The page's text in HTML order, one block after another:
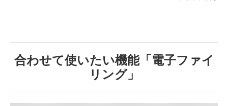
合わせて使いたい機能「電子ファイ
リング」